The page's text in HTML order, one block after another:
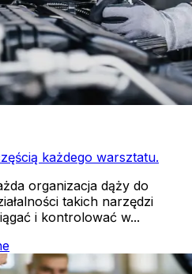
każdego warsztatu.
organizacja dąży do
takich narzędzi
i kontrolować w...